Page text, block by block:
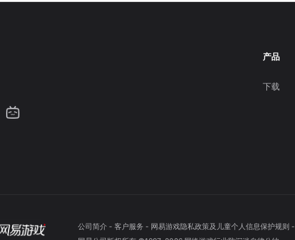
产品
下载
公司简介- 客户服务 - 网易游戏隐私政策及儿童个人信息保护规则 -